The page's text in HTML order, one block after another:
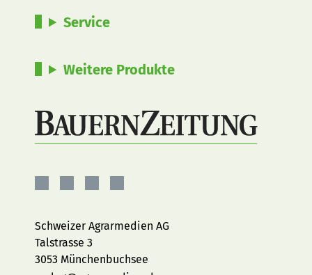
Service
Weitere Produkte
Facebook
Instagram
YouTubeLinkedIn
Schweizer Agrarmedien AG
Talstrasse 3
3053 Münchenbuchsee